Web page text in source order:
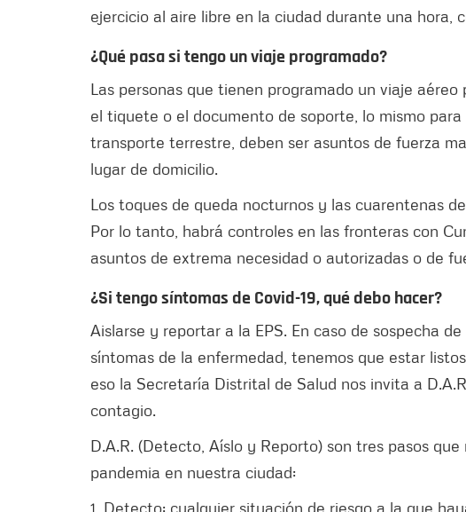
ejercicio al aire libre en la ciudad durante una hora,
¿Qué pasa si tengo un viaje programado?
Las personas que tienen programado un viaje
el tiquete o el documento de soporte, lo mismo
transporte terrestre, deben ser asuntos de fuerza
lugar de domicilio.
Los toques de queda nocturnos y las cuarentenas
Por lo tanto, habrá controles en las fronteras con
asuntos de extrema necesidad o autorizadas o de
¿Si tengo síntomas de Covid-19, qué debo hacer?
Aislarse y reportar a la EPS. En caso de sospecha
síntomas de la enfermedad, tenemos que estar
eso la Secretaría Distrital de Salud nos invita a
contagio.
D.A.R. (Detecto, Aíslo y Reporto) son tres pasos
pandemia en nuestra ciudad:
1. Detecto: cualquier situación de riesgo a la que